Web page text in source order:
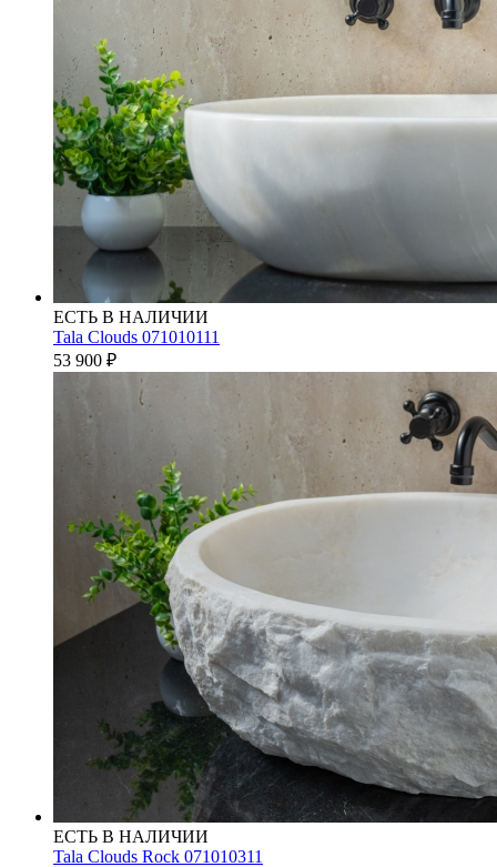
ЕСТЬ В НАЛИЧИИ
Tala Clouds 071010111
53 900 ₽
ЕСТЬ В НАЛИЧИИ
Tala Clouds Rock 071010311